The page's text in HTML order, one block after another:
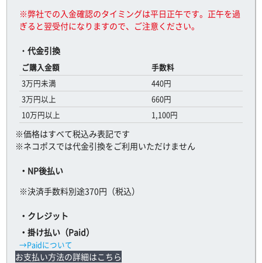
※弊社での入金確認のタイミングは平日正午です。正午を過
ぎると翌受付になりますので、ご注意ください。
・ 代金引換
ご購入金額
手数料
3万円未満
440円
3万円以上
660円
10万円以上
1,100円
※価格はすべて税込み表記です
※ネコポスでは代金引換をご利用いただけません
・NP後払い
※決済手数料別途370円（税込）
・クレジット
・掛け払い（Paid）
→Paidについて
お支払い方法の詳細はこちら